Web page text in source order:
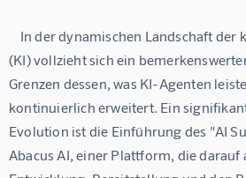
(KI) vollzieht sich ein
Grenzen dessen, was KI-Agenten
kontinuierlich erweitert. Ein
Evolution ist die Einführung des "AI
Abacus AI, einer Plattform, die darauf